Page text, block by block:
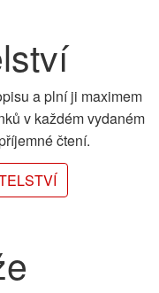
a plní ji maximem
v každém vydaném
čtení.